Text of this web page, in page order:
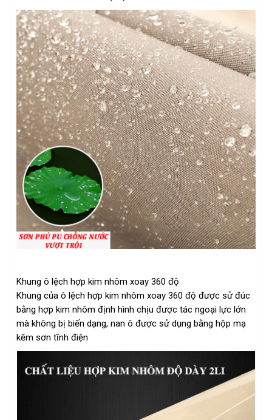
Khung ô lệch hợp kim nhôm xoay 360 độ
Khung của ô lệch hợp kim nhôm xoay 360 độ được sử đúc
bằng hợp kim nhôm định hình chịu được tác ngoại lực lớn
mà không bị biến dạng, nan ô được sử dụng bằng hộp mạ
kẽm sơn tĩnh điện